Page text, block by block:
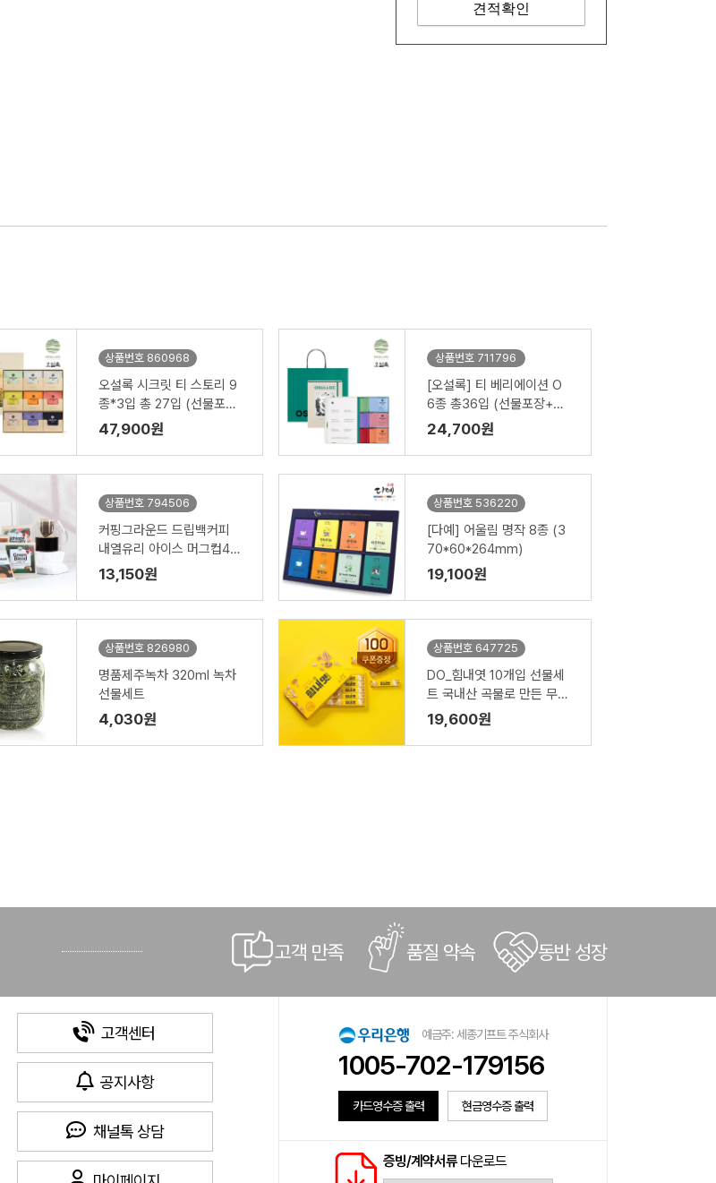
견적확인
상품번호 860968
오설록 시크릿 티 스토리 9
종*3입 총 27입 (선물포장
+쇼핑백)
47,900원
상품번호 711796
[오설록] 티 베리에이션 O
6종 총36입 (선물포장+쇼
핑백)
24,700원
상품번호 794506
커핑그라운드 드립백커피
내열유리 아이스 머그컵47
0 선물세트 6p
13,150원
상품번호 536220
[다예] 어울림 명작 8종 (3
70*60*264mm)
19,100원
상품번호 826980
명품제주녹차 320ml 녹차
선물세트
4,030원
상품번호 647725
DO_힘내엿 10개입 선물세
트 국내산 곡물로 만든 무설
탕 엿 에너지 바
19,600원
고객 만족 품질 약속 동반 성장
고객센터
공지사항
채널톡 상담
예금주: 세종기프트 주식회사
1005-702-179156
카드영수증 출력 현금영수증 출력
증빙/계약서류다운로드